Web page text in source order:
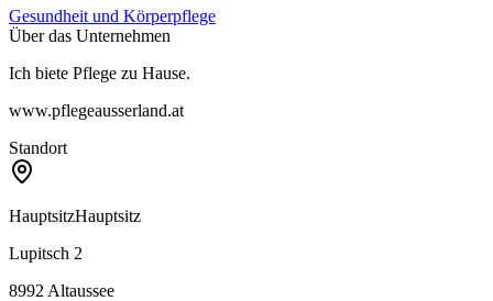
Gesundheit und Körperpflege
Über das Unternehmen
Ich biete Pflege zu Hause.
www.pflegeausserland.at
Standort
HauptsitzHauptsitz
Lupitsch 2
8992 Altaussee